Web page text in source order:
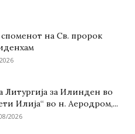
на Св. пророк
Литургија за Илинден во
Илија“ во н. Аеродром,...
2026